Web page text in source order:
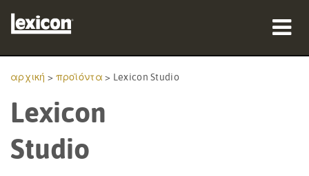
προϊόντα
πού να αγοράσετε
αρχική > προϊόντα > Lexicon Studio
Lexicon
Studio